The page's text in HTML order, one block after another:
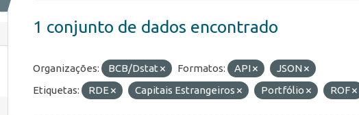
1 conjunto de dados encontrado
Organizações: BCB/Dstat Formatos: API
JSON
Etiquetas:
RDE Capitais Estrangeiros Portfólio ROF